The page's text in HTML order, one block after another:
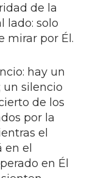
de la
lado: solo
mirar por Él.
hay un
un silencio
de los
por la
el
en el
en Él